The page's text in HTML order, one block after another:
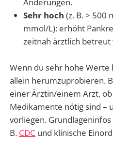
Änderungen.
Sehr hoch (z. B. > 500
mmol/L): erhöht
zeitnah ärztlich betreut
Wenn du sehr hohe Werte
allein herumzuprobieren.
einer Ärztin/einem Arzt,
Medikamente nötig sind –
vorliegen.
B. CDC und klinische